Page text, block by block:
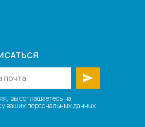
вы соглашаетесь на
ваших персональных данных